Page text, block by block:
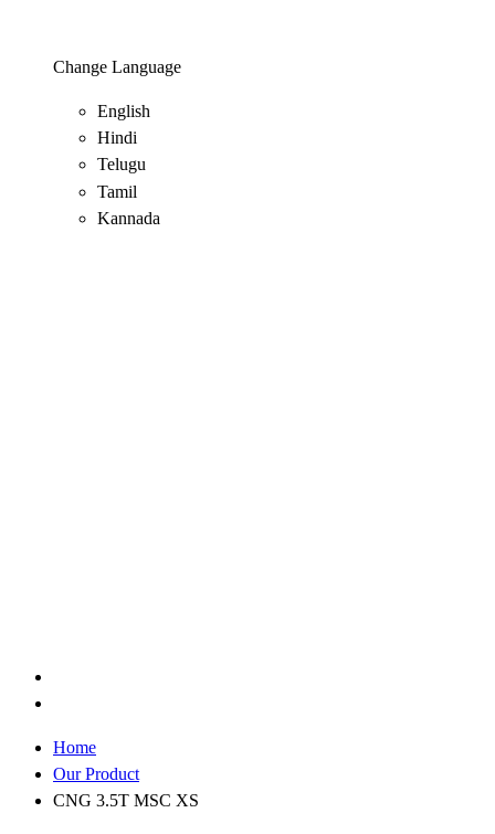
Change Language
English
Hindi
Telugu
Tamil
Kannada
Home
Our Product
CNG 3.5T MSC XS